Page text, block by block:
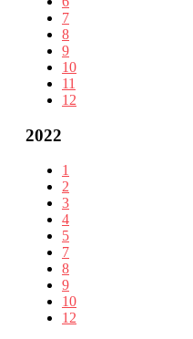
7
8
9
10
11
12
2022
1
2
3
4
5
7
8
9
10
12